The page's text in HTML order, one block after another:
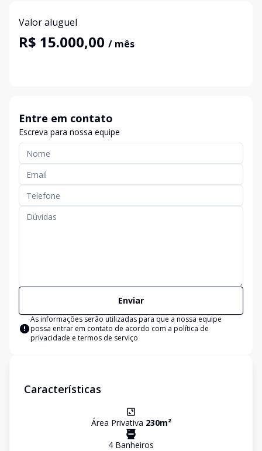
Valor aluguel
R$ 15.000,00 / mês
Entre em contato
Escreva para nossa equipe
Enviar
As informações serão utilizadas para que a nossa equipe
possa entrar em contato de acordo com a política de
privacidade e termos de serviço
Características
Área Privativa 230m²
4 Banheiros